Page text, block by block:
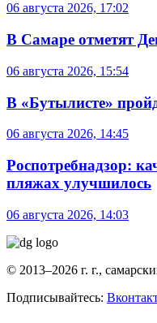
06 августа 2026, 17:02
В Самаре отметят
06 августа 2026, 15:54
В «Бутылисте»
06 августа 2026, 14:45
Роспотребнадзор:
пляжах улучшилось
06 августа 2026, 14:03
© 2013–2026 г. г.,
Подписывайтесь: